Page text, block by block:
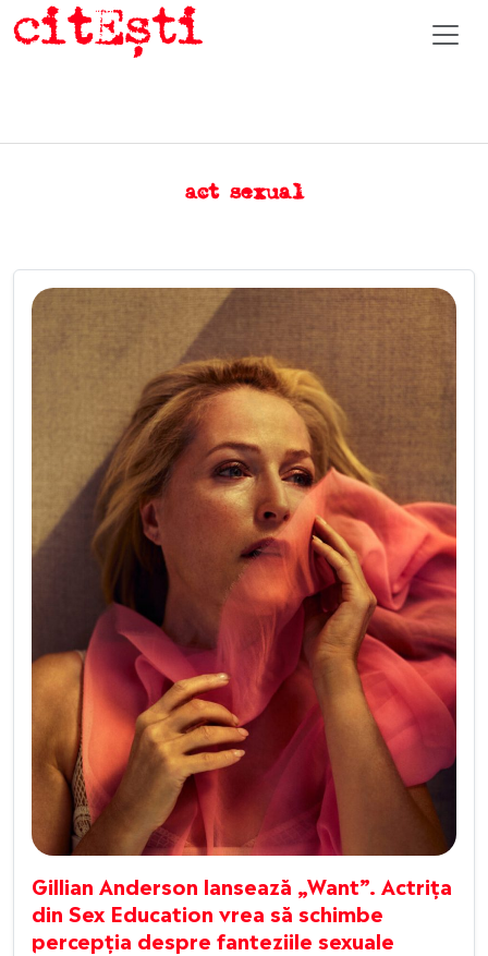
act sexual
Gillian Anderson lansează „Want”. Actrița
din Sex Education vrea să schimbe
percepția despre fanteziile sexuale